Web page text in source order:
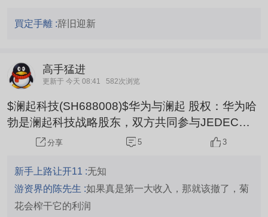
買定手離 :辞旧迎新
高手猛进
更新于 今天 08:41 582次浏览
$澜起科技(SH688008)$华为与澜起 股权：华为哈
勃是澜起科技战略股东，双方共同参与JEDEC等
国际硬件标准制定。 收入：华为是澜起第一大算力
5%。
分享 5 3
新手上路让开11 :无知
游资界的陈先生 :如果真是第一大收入，那就该撤了，菊
花会榨干它的利润